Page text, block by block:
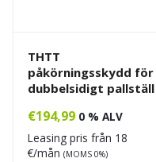
THTT
påkörningsskydd för
dubbelsidigt pallställ
€194,99 0 % ALV
Leasing pris från 18
€/mån (MOMS 0%)